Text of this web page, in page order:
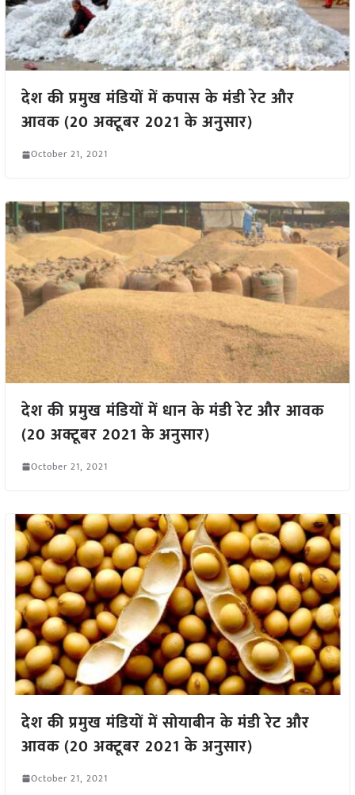
देश की प्रमुख मंडियों में कपास के मंडी रेट और
आवक (20 अक्टूबर 2021 के अनुसार)
October 21, 2021
देश की प्रमुख मंडियों में धान के मंडी रेट और आवक
(20 अक्टूबर 2021 के अनुसार)
October 21, 2021
देश की प्रमुख मंडियों में सोयाबीन के मंडी रेट और
आवक (20 अक्टूबर 2021 के अनुसार)
October 21, 2021